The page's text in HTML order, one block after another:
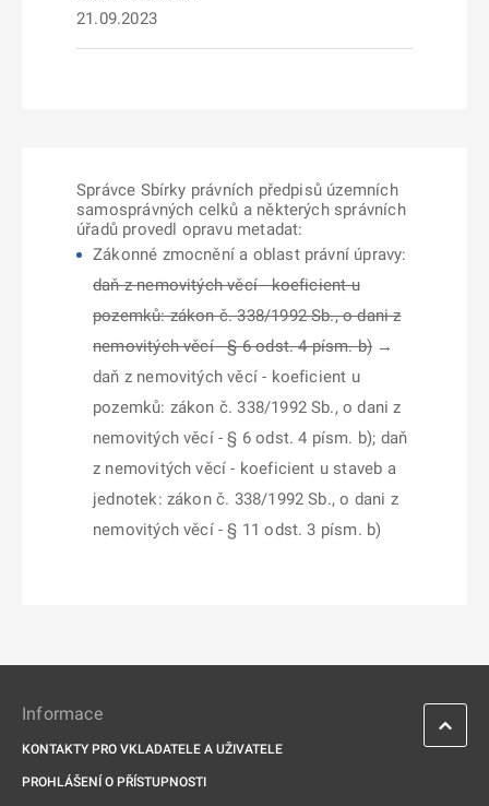
21.09.2023
Správce Sbírky právních předpisů územních
samosprávných celků a některých správních
úřadů provedl opravu metadat:
Zákonné zmocnění a oblast právní úpravy:
daň z nemovitých věcí - koeficient u
pozemků: zákon č. 338/1992 Sb., o dani z
nemovitých věcí - § 6 odst. 4 písm. b) →
daň z nemovitých věcí - koeficient u
pozemků: zákon č. 338/1992 Sb., o dani z
nemovitých věcí - § 6 odst. 4 písm. b); daň
z nemovitých věcí - koeficient u staveb a
jednotek: zákon č. 338/1992 Sb., o dani z
nemovitých věcí - § 11 odst. 3 písm. b)
Informace
KONTAKTY PRO VKLADATELE A UŽIVATELE
PROHLÁŠENÍ O PŘÍSTUPNOSTI